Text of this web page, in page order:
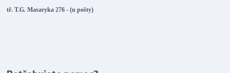
tř. T.G. Masaryka 276 - (u pošty)